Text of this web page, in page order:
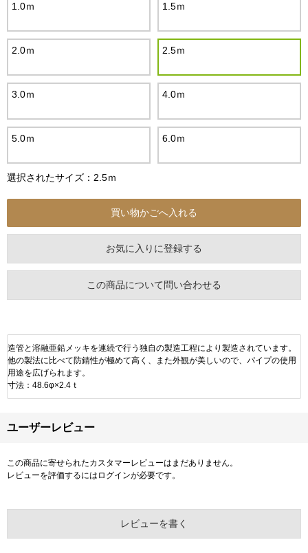
1.0ｍ 1.5ｍ
2.0ｍ 2.5ｍ
3.0ｍ 4.0ｍ
5.0ｍ 6.0ｍ
選択されたサイズ：2.5ｍ
お気に入りに登録する
この商品について問い合わせる
造管と溶融亜鉛メッキを連続で行う独自の製造工程により製造されています。
他の製法に比べて防錆性が極めて高く、また外観が美しいので、パイプの使用
用途を広げられます。
寸法：48.6φ×2.4ｔ
ユーザーレビュー
この商品に寄せられたカスタマーレビューはまだありません。
レビューを評価するには ログインが必要です。
レビューを書く